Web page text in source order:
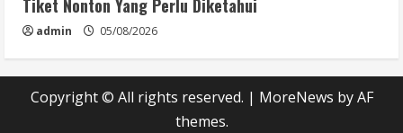
Tiket Nonton Yang Perlu Diketahui
admin 05/08/2026
Copyright © All rights reserved. | MoreNews by AF
themes.